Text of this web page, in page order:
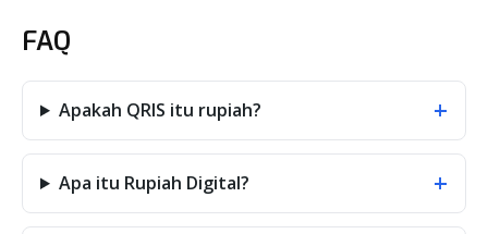
FAQ
Apakah QRIS itu rupiah? +
Apa itu Rupiah Digital? +